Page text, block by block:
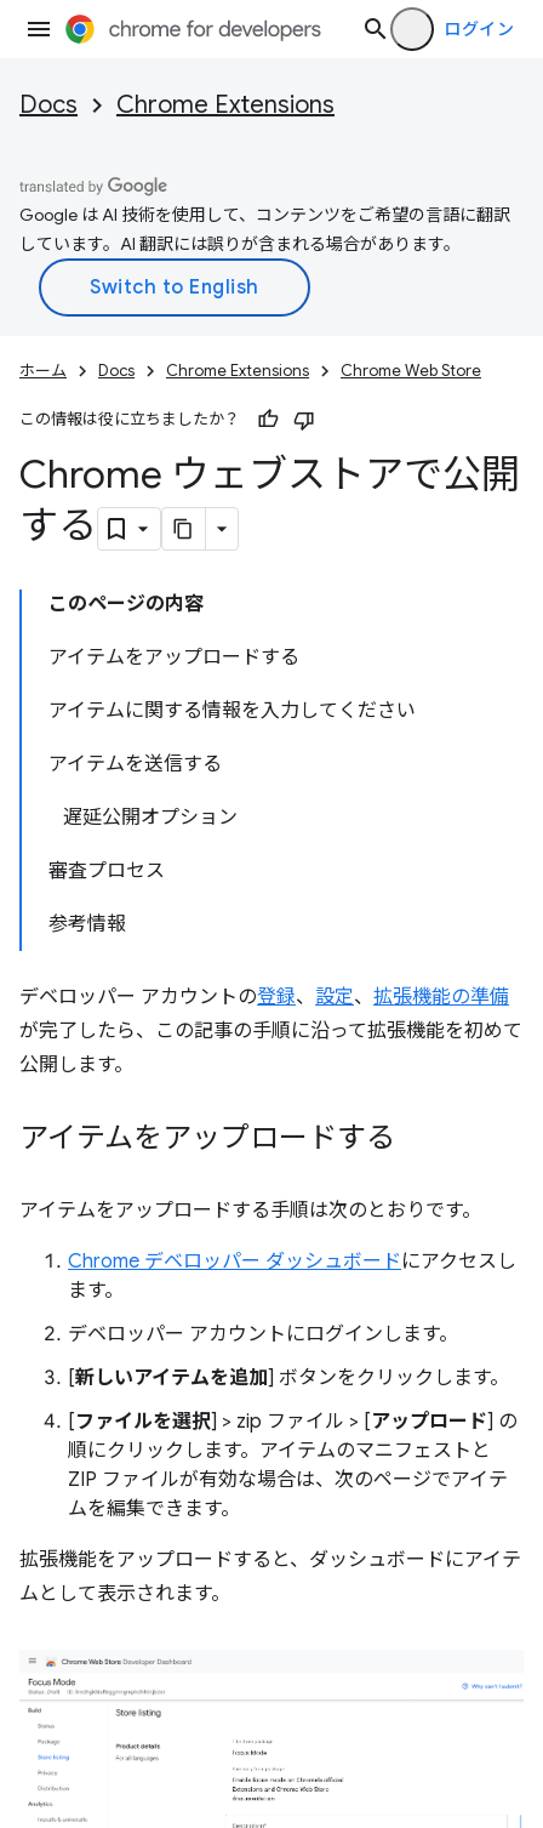
ログイン
Docs Chrome Extensions
Google は AI 技術を使用して、コンテンツをご希望の言語に翻訳
しています。AI 翻訳には誤りが含まれる場合があります。
ホーム Docs Chrome Extensions Chrome Web Store
この情報は役に立ちましたか？
Chrome ウェブストアで公開
する
このページの内容
アイテムをアップロードする
アイテムに関する情報を入力してください
アイテムを送信する
遅延公開オプション
審査プロセス
参考情報
デベロッパー アカウントの登録、 設定、 拡張機能の準備
が完了したら、この記事の手順に沿って拡張機能を初めて
公開します。
アイテムをアップロードする
アイテムをアップロードする手順は次のとおりです。
Chrome デベロッパー ダッシュボード にアクセスし
ます。
デベロッパー アカウントにログインします。
[新しいアイテムを追加] ボタンをクリックします。
[ファイルを選択] > zip ファイル > [アップロード] の
順にクリックします。アイテムのマニフェストと
ZIP ファイルが有効な場合は、次のページでアイテ
ムを編集できます。
拡張機能をアップロードすると、ダッシュボードにアイテ
ムとして表示されます。